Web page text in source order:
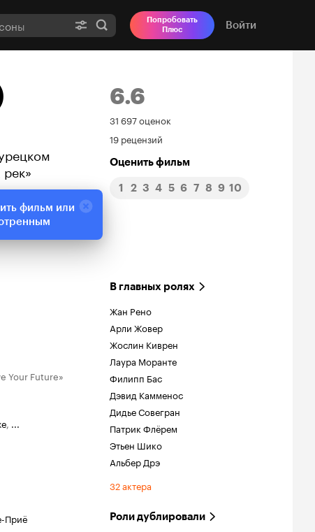
Попробовать
Плюс
Войти
6.6
Рейтинг
Кинопоиска
6.6
31 697 оценок
19 рецензий
Оценить фильм
1 2 3 4 5 6 7 8 9 10
Your Future»
, ...
Приё
В главных ролях
Жан Рено
Арли Жовер
Жослин Киврен
Лаура Моранте
Филипп Бас
Дэвид Камменос
Дидье Совегран
Патрик Флёрем
Этьен Шико
Альбер Дрэ
32 актера
Роли дублировали
фильм или